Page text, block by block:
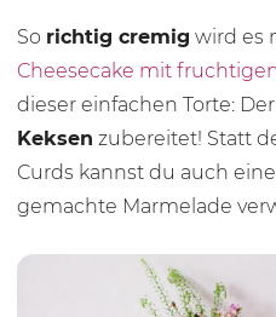
So richtig cremig wird es
Cheesecake mit
dieser einfachen Torte:
Keksen zubereitet! Statt
Curds kannst du auch
gemachte Marmelade